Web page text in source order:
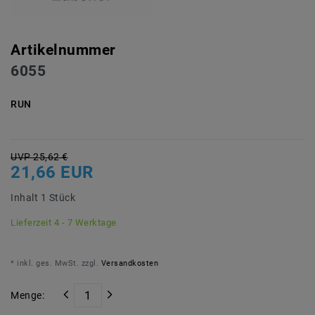
Artikelnummer
6055
RUN
UVP 25,62 €
21,66 EUR
Inhalt 1 Stück
Lieferzeit 4 - 7 Werktage
* inkl. ges. MwSt. zzgl. Versandkosten
Menge: